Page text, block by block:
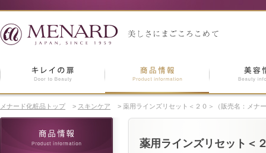
メナード化粧品トップ > スキンケア > 薬用ラインズリセット＜２０＞（販売名：メナ
薬用ラインズリセット＜